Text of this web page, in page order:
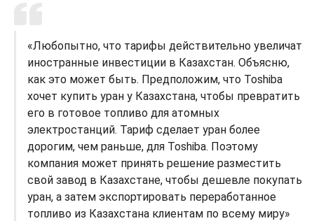
«Любопытно, что тарифы действительно увеличат
иностранные инвестиции в Казахстан. Объясню,
как это может быть. Предположим, что Toshiba
хочет купить уран у Казахстана, чтобы превратить
его в готовое топливо для атомных
электростанций. Тариф сделает уран более
дорогим, чем раньше, для Toshiba. Поэтому
компания может принять решение разместить
свой завод в Казахстане, чтобы дешевле покупать
уран, а затем экспортировать переработанное
топливо из Казахстана клиентам по всему миру»